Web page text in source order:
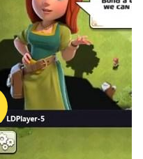
nonstop challenges,
heroes in Agency,
of Fury, forge
help friends defeat
enter various Raids